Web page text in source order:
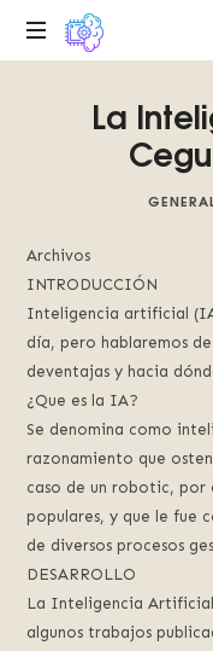
digital
sobre
Basilisco
de
Roko,
fomentamos
la
inteligencia
artificial
del
futuro.
La
Archivos
INTRODUCCIÓN
Inteligencia artificial
día, pero hablaremos
deventajas y hacia
¿Que es la IA?
Se denomina como
razonamiento que
caso de un robotic, por
populares, y que le fue
de diversos procesos
DESARROLLO
La Inteligencia
algunos trabajos